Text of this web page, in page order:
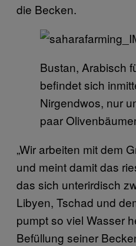
die Becken.
Bustan, Arabisch
befindet sich
Nirgendwos, nur
paar
„Wir arbeiten mit dem
und meint damit das
das sich unterirdisch
Libyen, Tschad und
pumpt so viel Wasser
Befüllung seiner